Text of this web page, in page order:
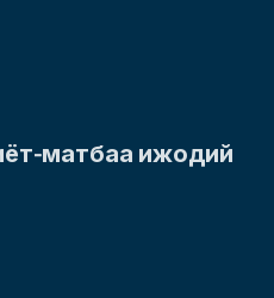
матбаа ижодий